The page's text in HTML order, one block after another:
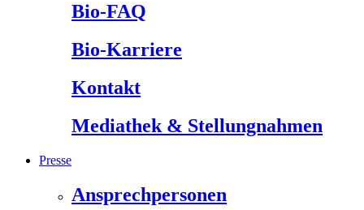
Bio-FAQ
Bio-Karriere
Kontakt
Mediathek & Stellungnahmen
Presse
Ansprechpersonen